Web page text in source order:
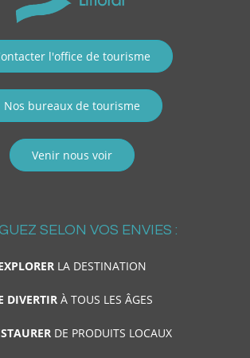
l'office de tourisme
Nos bureaux de tourisme
Venir nous voir
SELON VOS ENVIES :
LA DESTINATION
DIVERTIRÀ TOUS LES ÂGES
DE PRODUITS LOCAUX